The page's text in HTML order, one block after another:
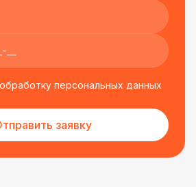
персональных данных
заявку